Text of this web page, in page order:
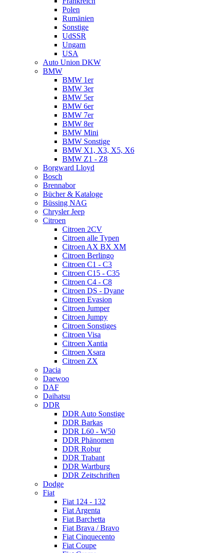
Polen
Rumänien
Sonstige
UdSSR
Ungarn
USA
Auto Union DKW
BMW
BMW 1er
BMW 3er
BMW 5er
BMW 6er
BMW 7er
BMW 8er
BMW Mini
BMW Sonstige
BMW X1, X3, X5, X6
BMW Z1 - Z8
Borgward Lloyd
Bosch
Brennabor
Bücher & Kataloge
Büssing NAG
Chrysler Jeep
Citroen
Citroen 2CV
Citroen alle Typen
Citroen AX BX XM
Citroen Berlingo
Citroen C1 - C3
Citroen C15 - C35
Citroen C4 - C8
Citroen DS - Dyane
Citroen Evasion
Citroen Jumper
Citroen Jumpy
Citroen Sonstiges
Citroen Visa
Citroen Xantia
Citroen Xsara
Citroen ZX
Dacia
Daewoo
DAF
Daihatsu
DDR
DDR Auto Sonstige
DDR Barkas
DDR L60 - W50
DDR Phänomen
DDR Robur
DDR Trabant
DDR Wartburg
DDR Zeitschriften
Dodge
Fiat
Fiat 124 - 132
Fiat Argenta
Fiat Barchetta
Fiat Brava / Bravo
Fiat Cinquecento
Fiat Coupe